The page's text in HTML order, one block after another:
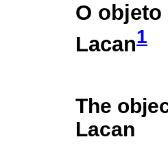
O objeto
Lacan1
The
Lacan